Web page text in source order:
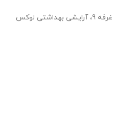
کرمانشاه، پاوه، نوسود بازارچه مرزی غرفه 9، آرایشی بهداشتی لوکس